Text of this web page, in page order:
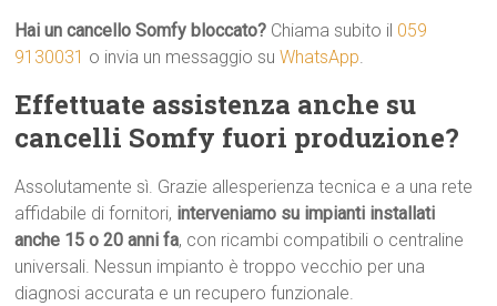
Hai un cancello Somfy bloccato? Chiama subito il 059
9130031 o invia un messaggio suWhatsApp.
Effettuate assistenza anche su
cancelli Somfy fuori produzione?
Assolutamente sì. Grazie allesperienza tecnica e a una rete
affidabile di fornitori, interveniamo su impianti installati
anche 15 o 20 anni fa, con ricambi compatibili o centraline
universali. Nessun impianto è troppo vecchio per una
diagnosi accurata e un recupero funzionale.